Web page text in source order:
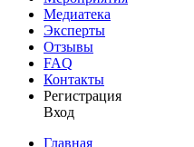
Медиатека
Эксперты
Отзывы
FAQ
Контакты
Регистрация
Вход
Главная